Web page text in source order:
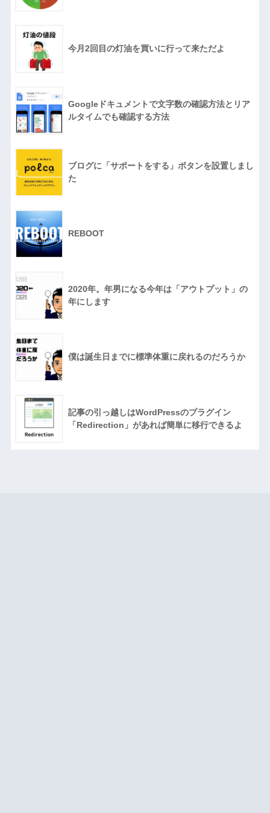
今月2回目の灯油を買いに行って来ただよ
Googleドキュメントで文字数の確認方法とリア
ルタイムでも確認する方法
ブログに「サポートをする」ボタンを設置しまし
た
REBOOT
2020年。年男になる今年は「アウトプット」の
年にします
僕は誕生日までに標準体重に戻れるのだろうか
記事の引っ越しはWordPressのプラグイン
「Redirection」があれば簡単に移行できるよ